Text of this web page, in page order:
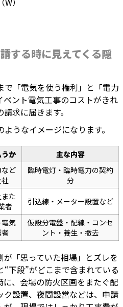
する時に見えてくる隠
で「電気を使う権利」と「電力
ント電気工事のコストがきれ
求に届きます。
うなイメージになります。
か
主な内容
ど
臨時電灯・臨時電力の契約
分
た
者
引込線・メーター設置など
気
仮設分電盤・配線・コンセ
ント・養生・撤去
「思っていた相場」とズレを
下段”がどこまで含まれている
、会場の防火区画をまたぐ配
設置、夜間設営などは、申請